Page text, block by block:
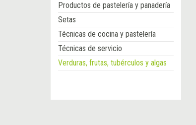
Productos de pastelería y panadería
Setas
Técnicas de cocina y pastelería
Técnicas de servicio
Verduras, frutas, tubérculos y algas